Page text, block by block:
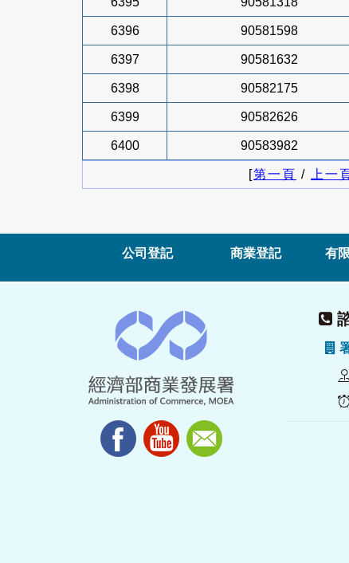
6396 90581598
6397 90581632
6398 90582175
6399 90582626
6400 90583982
[第一頁 / 上一
公司登記 商業登記 有